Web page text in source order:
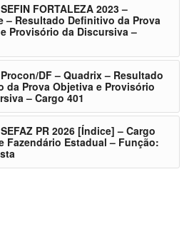
FORTALEZA 2023 –
– Resultado Definitivo da Prova
Provisório da Discursiva –
DF – Quadrix – Resultado
da Prova Objetiva e Provisório
– Cargo 401
PR 2026 [Índice] – Cargo
Fazendário Estadual – Função: